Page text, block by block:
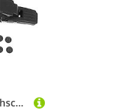
Parliky 2 Sätze Schlittschuhschnalle Gürtel Gestell Schnallen-Skate-Riemen Skateboard Schlittschuhriemen Schraubschnallen Für Schlittschuhe Verschlüsse Rollschnallen Skateschuh Plastik